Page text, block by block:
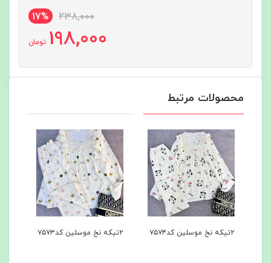
238,000
17%
198,000 تومان
محصولات مرتبط
۲تیکه نخ موسلین کد۷۵۷۳ ۳تیکه کد۷۵۶۲